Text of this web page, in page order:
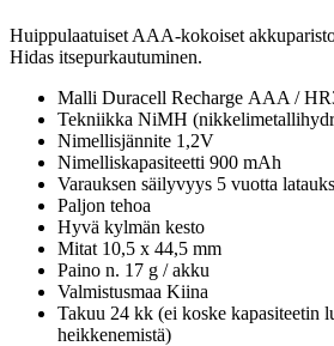
Huippulaatuiset AAA-kokoiset
Hidas itsepurkautuminen.
Malli Duracell Recharge AAA /
Tekniikka NiMH
Nimellisjännite 1,2V
Nimelliskapasiteetti 900 mAh
Varauksen säilyvyys 5 vuotta
Paljon tehoa
Hyvä kylmän kesto
Mitat 10,5 x 44,5 mm
Paino n. 17 g / akku
Valmistusmaa Kiina
Takuu 24 kk (ei koske kapasiteetin
heikkenemistä)